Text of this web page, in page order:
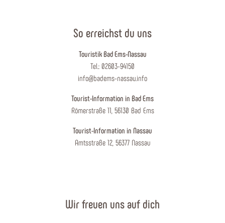
So erreichst du uns
Touristik Bad Ems-Nassau
Tel.: 02603-94150
info@badems-nassau.info
Tourist-Information in Bad Ems
Römerstraße 11, 56130 Bad Ems
Tourist-Information in Nassau
Amtsstraße 12, 56377 Nassau
Wir freuen uns auf dich